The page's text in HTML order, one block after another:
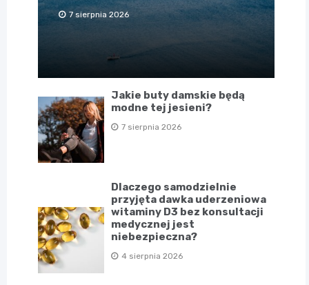
7 sierpnia 2026
Jakie buty damskie będą
modne tej jesieni?
7 sierpnia 2026
Dlaczego samodzielnie
przyjęta dawka uderzeniowa
witaminy D3 bez konsultacji
medycznej jest
niebezpieczna?
4 sierpnia 2026